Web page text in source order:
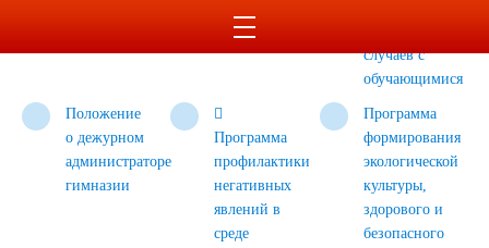
гимназии
случаев с
обучающимися
Положение
о дежурном
администраторе
гимназии

Программа
профилактики
негативных
явлений в
среде
Программа
формирования
экологической
культуры,
здорового и
безопасного